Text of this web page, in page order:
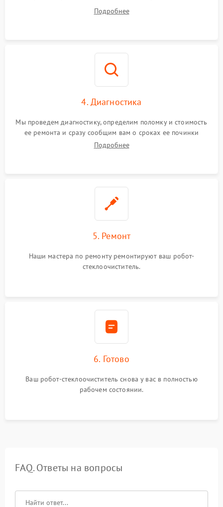
Подробнее
4. Диагностика
Мы проведем диагностику, определим поломку и стоимость
ее ремонта и сразу сообщим вам о сроках ее починки
Подробнее
5. Ремонт
Наши мастера по ремонту ремонтируют ваш робот-
стеклоочиститель.
6. Готово
Ваш робот-стеклоочиститель снова у вас в полностью
рабочем состоянии.
FAQ. Ответы на вопросы